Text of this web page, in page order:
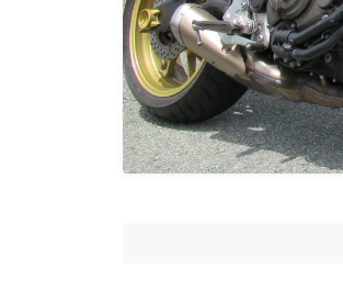
・W800
・北海道ツーリング